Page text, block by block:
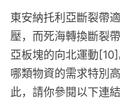
東安納托利亞斷裂帶
壓，而死海轉換斷裂
亞板塊的向北運動
哪類物資的需求特別
此，請你參閱以下連